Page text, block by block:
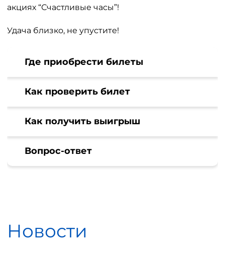
акциях “Счастливые часы”!
Удача близко, не упустите!
Где приобрести билеты
Как проверить билет
Как получить выигрыш
Вопрос-ответ
Новости